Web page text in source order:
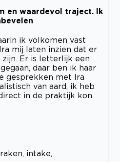
en waardevol traject. Ik
ik volkomen vast
mij laten inzien dat er
Er is letterlijk een
daar ben ik haar
gesprekken met Ira
van aard, ik heb
in de praktijk kon
intake,